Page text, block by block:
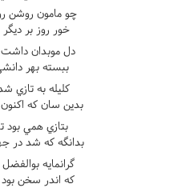
چو مامون روشن
خور روز بر ديگر
دل موبدان داشت
ببسته بهر
کليله به تازي
بدين سان که
بتازي همي بود
بدانگه که شد در
گرانمايه
که اندر سخن